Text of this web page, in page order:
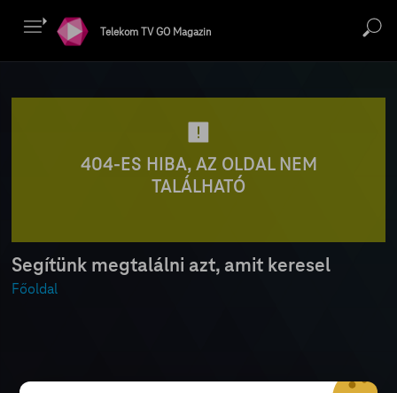
Telekom TV GO Magazin
404-ES HIBA, AZ OLDAL NEM
TALÁLHATÓ
Segítünk megtalálni azt, amit keresel
Főoldal